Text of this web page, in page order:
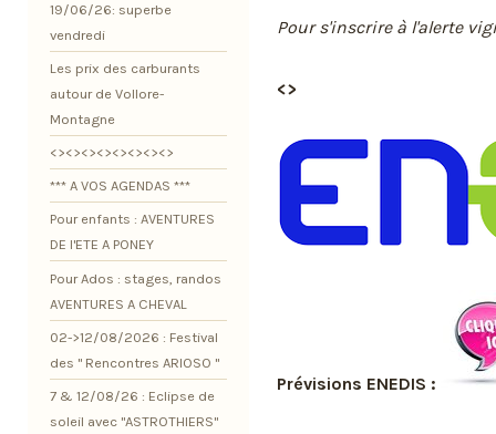
Pour s'inscrire à l'alerte
<>
Prévisions ENEDIS :
19/06/26: superbe
vendredi
Les prix des carburants
autour de Vollore-
Montagne
<><><><><><><><>
*** A VOS AGENDAS ***
Pour enfants : AVENTURES
DE l'ETE A PONEY
Pour Ados : stages, randos
AVENTURES A CHEVAL
02->12/08/2026 : Festival
des " Rencontres ARIOSO "
7 & 12/08/26 : Eclipse de
soleil avec "ASTROTHIERS"